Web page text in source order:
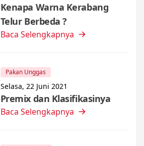
Kenapa Warna Kerabang
Telur Berbeda ?
Baca Selengkapnya
Pakan Unggas
Selasa, 22 Juni 2021
Premix dan Klasifikasinya
Baca Selengkapnya